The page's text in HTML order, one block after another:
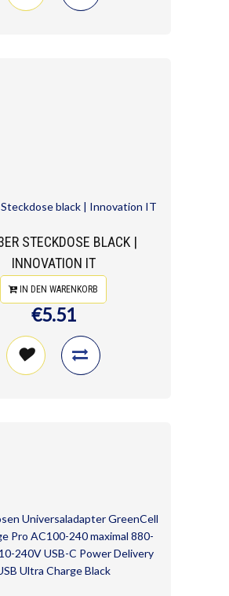
STECKDOSE BLACK |
INNOVATION IT
IN DEN WARENKORB
€5.51